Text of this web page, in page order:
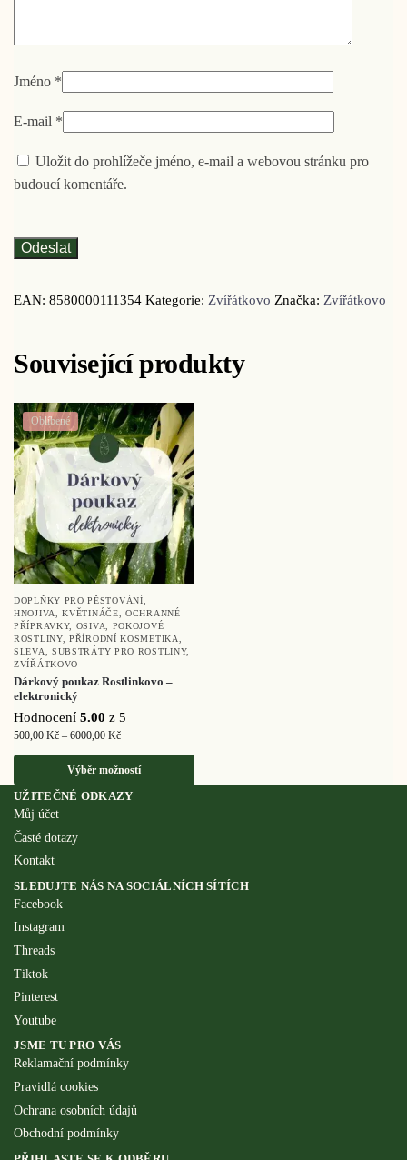
Jméno *
E-mail *
Uložit do prohlížeče jméno, e-mail a webovou stránku pro
budoucí komentáře.
EAN: 8580000111354 Kategorie: Zvířátkovo Značka: Zvířátkovo
Související produkty
Oblíbené
DOPLŇKY PRO PĚSTOVÁNÍ
HNOJIVA
,KVĚTINÁČE ,OCHRANNÉ
PŘÍPRAVKY, OSIVA
POKOJOVÉ
ROSTLINY,PŘÍRODNÍ KOSMETIKA
SLEVA
SUBSTRÁTY PRO ROSTLINY,
ZVÍŘÁTKOVO
Dárkový poukaz Rostlinkovo –
elektronický
Hodnocení 5.00 z 5
500,00 Kč – 6000,00 Kč
Výběr možností
UŽITEČNÉ ODKAZY
Můj účet
Časté dotazy
Kontakt
SLEDUJTE NÁS NA SOCIÁLNÍCH SÍTÍCH
Facebook
Instagram
Threads
Tiktok
Pinterest
Youtube
JSME TU PRO VÁS
Reklamační podmínky
Pravidlá cookies
Ochrana osobních údajů
Obchodní podmínky